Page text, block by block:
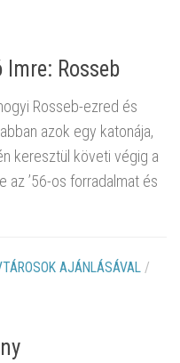
Rosseb
Rosseb-ezred és
azok egy katonája,
keresztül követi végig a
az ’56-os forradalmat és
AJÁNLÁSÁVAL /